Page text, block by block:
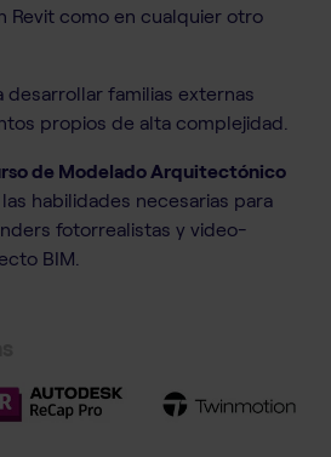
Revit como en cualquier otro
desarrollar familias externas
propios de alta complejidad.
de Modelado Arquitectónico
habilidades necesarias para
fotorrealistas y video-
BIM.